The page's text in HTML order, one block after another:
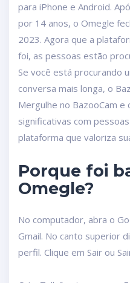
para iPhone e Android.
por 14 anos, o Omegle
2023. Agora que a
foi, as pessoas estão
Se você está procurando
conversa mais longa, o
Mergulhe no BazooCam
significativas com
plataforma que valoriza
Porque foi
Omegle?
No computador, abra o
Gmail. No canto superior
perfil. Clique em Sair ou